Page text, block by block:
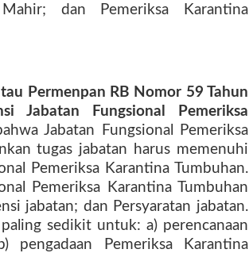
dan Pemeriksa Karantina
Permenpan RB Nomor 59 Tahun
Jabatan Fungsional Pemeriksa
Jabatan Fungsional Pemeriksa
tugas jabatan harus memenuhi
Pemeriksa Karantina Tumbuhan.
Pemeriksa Karantina Tumbuhan
jabatan; dan Persyaratan jabatan.
sedikit untuk: a) perencanaan
pengadaan Pemeriksa Karantina